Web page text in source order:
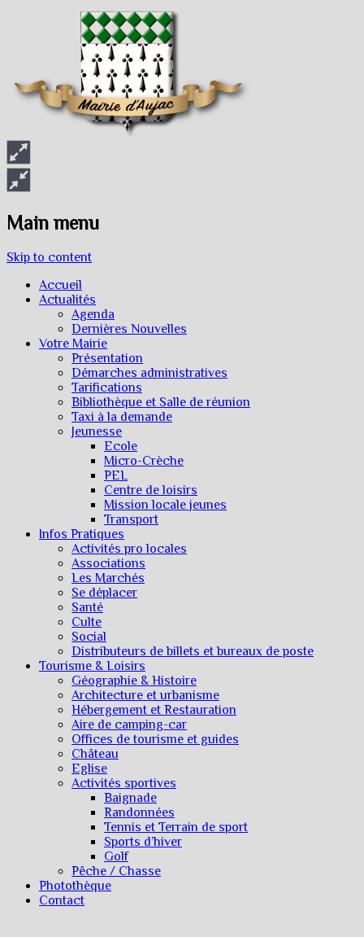
Main menu
Skip to content
Accueil
Actualités
Agenda
Dernières Nouvelles
Votre Mairie
Présentation
Démarches administratives
Tarifications
Bibliothèque et Salle de réunion
Taxi à la demande
Jeunesse
Ecole
Micro-Crèche
PEL
Centre de loisirs
Mission locale jeunes
Transport
Infos Pratiques
Activités pro locales
Associations
Les Marchés
Se déplacer
Santé
Culte
Social
Distributeurs de billets et bureaux de poste
Tourisme & Loisirs
Géographie & Histoire
Architecture et urbanisme
Hébergement et Restauration
Aire de camping-car
Offices de tourisme et guides
Château
Eglise
Activités sportives
Baignade
Randonnées
Tennis et Terrain de sport
Sports d’hiver
Golf
Pêche / Chasse
Photothèque
Contact